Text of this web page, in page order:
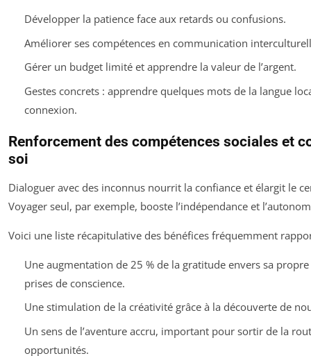
Développer la patience face aux retards ou confusions.
Améliorer ses compétences en communication
Gérer un budget limité et apprendre la valeur de l’argent.
Gestes concrets : apprendre quelques mots de la langue
connexion.
Renforcement des compétences sociales et
soi
Dialoguer avec des inconnus nourrit la confiance et élargit le
Voyager seul, par exemple, booste l’indépendance et
Voici une liste récapitulative des bénéfices fréquemment
Une augmentation de 25 % de la gratitude envers sa
prises de conscience.
Une stimulation de la créativité grâce à la découverte de
Un sens de l’aventure accru, important pour sortir de la
opportunités.